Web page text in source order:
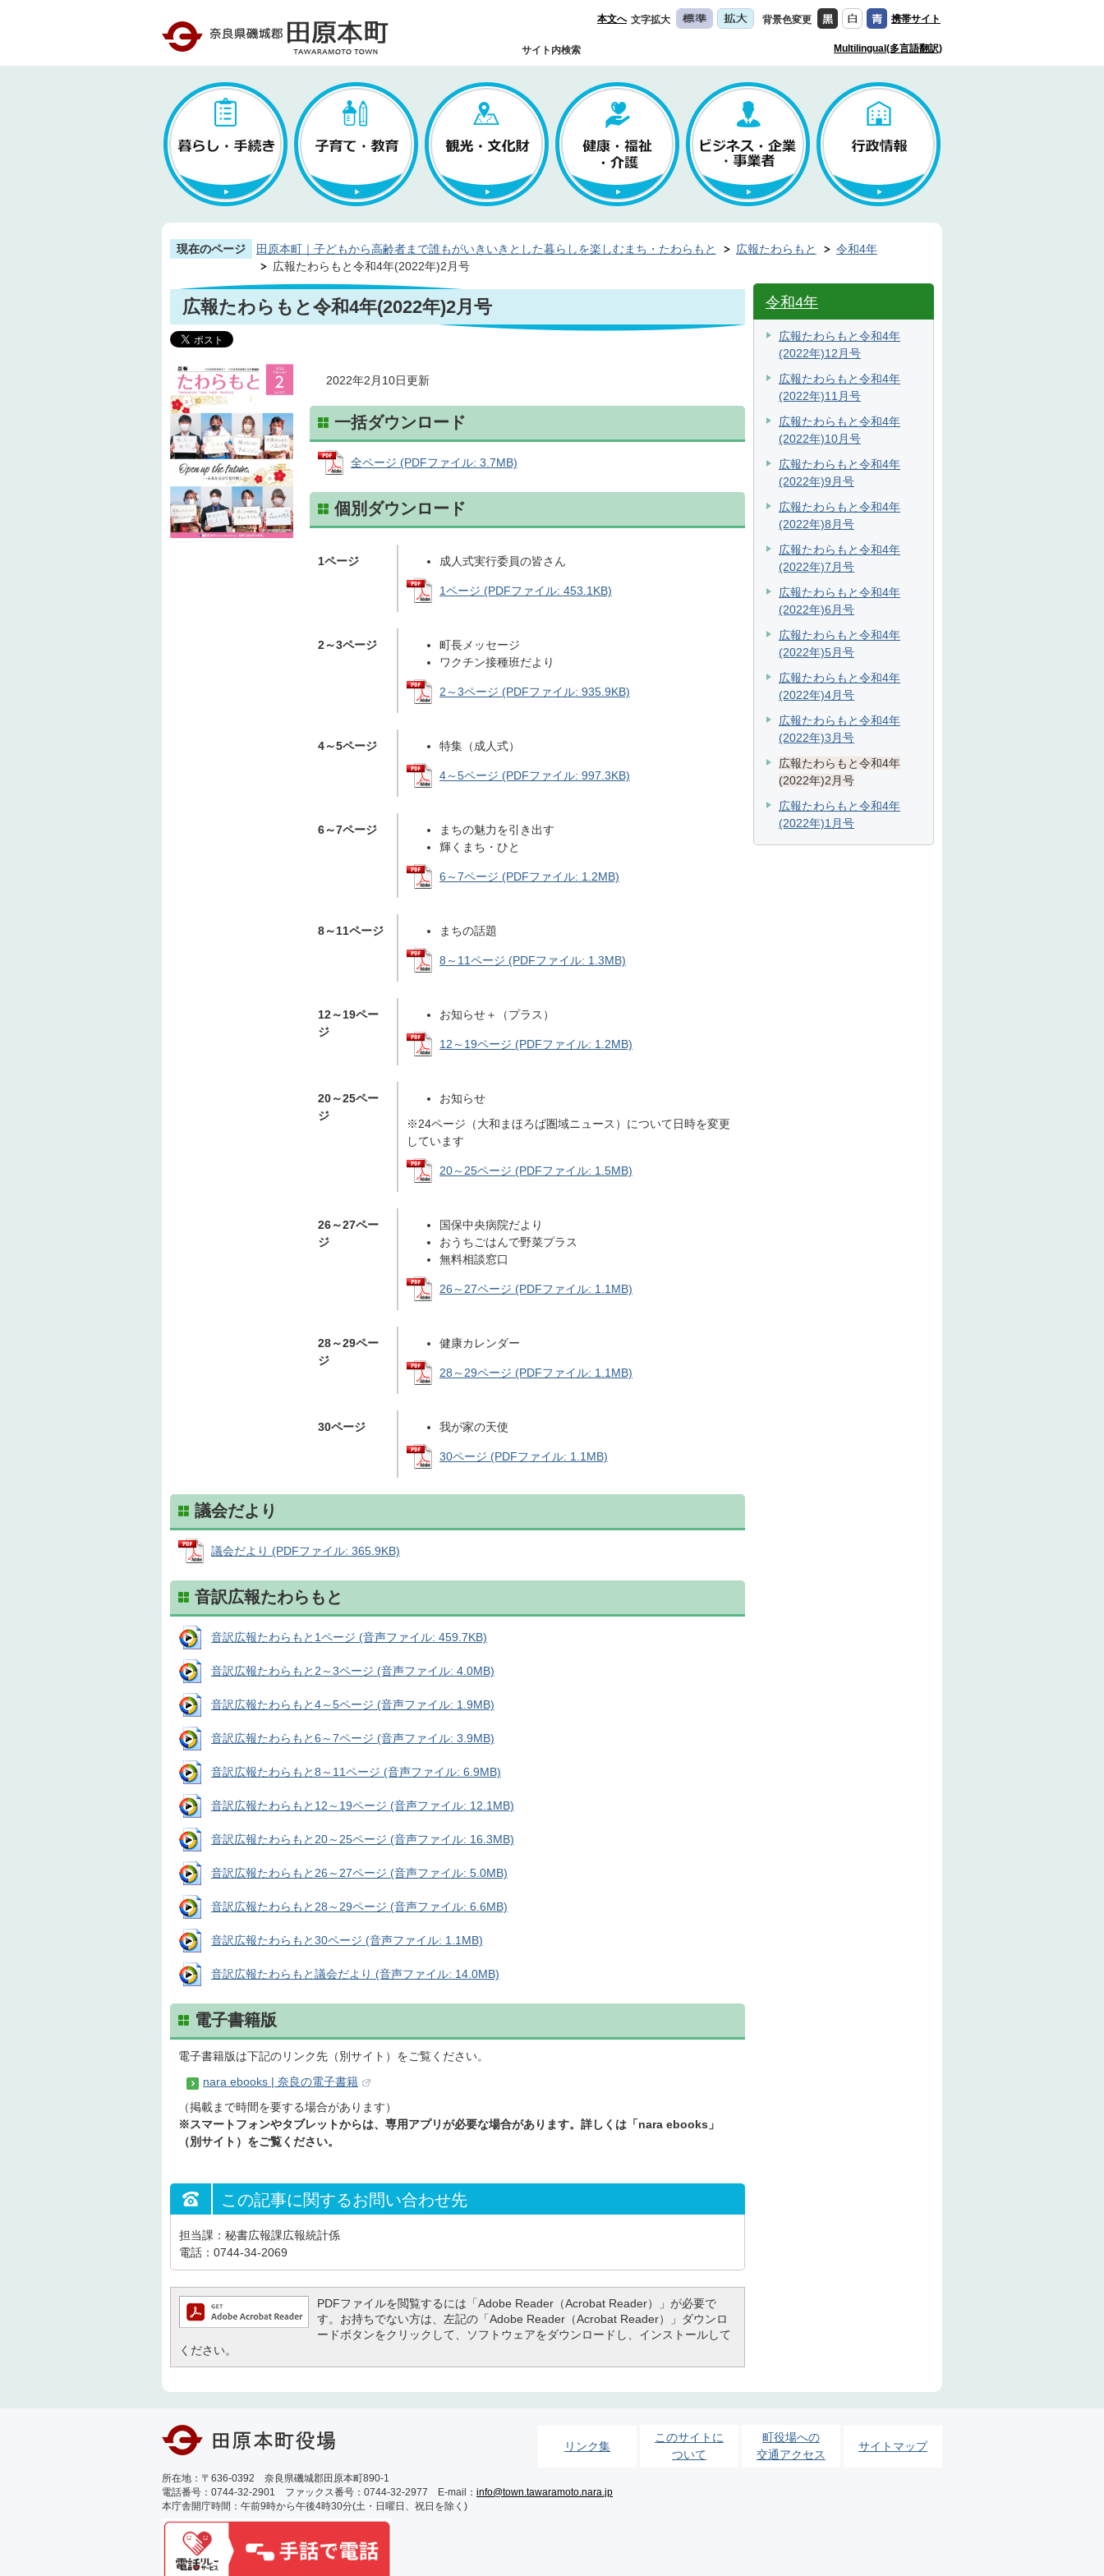
本文へ 文字拡大 背景色変更 携帯サイト
サイト内検索 Multilingual(多言語翻訳)
現在のページ 田原本町｜子どもから高齢者まで誰もがいきいきとした暮らしを楽しむまち・たわらもと 広報たわらもと
令和4年
広報たわらもと令和4年(2022年)2月号
広報たわらもと令和4年(2022年)2月号
2022年2月10日更新
一括ダウンロード
全ページ (PDFファイル: 3.7MB)
個別ダウンロード
1ページ 成人式実行委員の皆さん
1ページ (PDFファイル: 453.1KB)
2～3ページ
町長メッセージ
ワクチン接種班だより
2～3ページ (PDFファイル: 935.9KB)
4～5ページ 特集（成人式）
4～5ページ (PDFファイル: 997.3KB)
6～7ページ
まちの魅力を引き出す
輝くまち・ひと
6～7ページ (PDFファイル: 1.2MB)
8～11ページ まちの話題
8～11ページ (PDFファイル: 1.3MB)
12～19ペー
ジ
お知らせ＋（プラス）
12～19ページ (PDFファイル: 1.2MB)
20～25ペー
ジ
お知らせ
※24ページ（大和まほろば圏域ニュース）について日時を変更
しています
20～25ページ (PDFファイル: 1.5MB)
26～27ペー
ジ
国保中央病院だより
おうちごはんで野菜プラス
無料相談窓口
26～27ページ (PDFファイル: 1.1MB)
28～29ペー
ジ
健康カレンダー
28～29ページ (PDFファイル: 1.1MB)
30ページ 我が家の天使
30ページ (PDFファイル: 1.1MB)
議会だより
議会だより (PDFファイル: 365.9KB)
音訳広報たわらもと
音訳広報たわらもと1ページ (音声ファイル: 459.7KB)
音訳広報たわらもと2～3ページ (音声ファイル: 4.0MB)
音訳広報たわらもと4～5ページ (音声ファイル: 1.9MB)
音訳広報たわらもと6～7ページ (音声ファイル: 3.9MB)
音訳広報たわらもと8～11ページ (音声ファイル: 6.9MB)
音訳広報たわらもと12～19ページ (音声ファイル: 12.1MB)
音訳広報たわらもと20～25ページ (音声ファイル: 16.3MB)
音訳広報たわらもと26～27ページ (音声ファイル: 5.0MB)
音訳広報たわらもと28～29ページ (音声ファイル: 6.6MB)
音訳広報たわらもと30ページ (音声ファイル: 1.1MB)
音訳広報たわらもと議会だより (音声ファイル: 14.0MB)
電子書籍版
電子書籍版は下記のリンク先（別サイト）をご覧ください。
nara ebooks | 奈良の電子書籍
（掲載まで時間を要する場合があります）
※スマートフォンやタブレットからは、専用アプリが必要な場合があります。詳しくは「nara ebooks」
（別サイト）をご覧ください。
この記事に関するお問い合わせ先
担当課：秘書広報課広報統計係
電話：0744-34-2069
PDFファイルを閲覧するには「Adobe Reader（Acrobat Reader）」が必要で
す。お持ちでない方は、左記の「Adobe Reader（Acrobat Reader）」ダウンロ
ードボタンをクリックして、ソフトウェアをダウンロードし、インストールして
ください。
令和4年
広報たわらもと令和4年
(2022年)12月号
広報たわらもと令和4年
(2022年)11月号
広報たわらもと令和4年
(2022年)10月号
広報たわらもと令和4年
(2022年)9月号
広報たわらもと令和4年
(2022年)8月号
広報たわらもと令和4年
(2022年)7月号
広報たわらもと令和4年
(2022年)6月号
広報たわらもと令和4年
(2022年)5月号
広報たわらもと令和4年
(2022年)4月号
広報たわらもと令和4年
(2022年)3月号
広報たわらもと令和4年
(2022年)2月号
広報たわらもと令和4年
(2022年)1月号
リンク集
このサイトに
ついて
町役場への
交通アクセス
サイトマップ
所在地：〒636-0392 奈良県磯城郡田原本町890-1
電話番号：0744-32-2901 ファックス番号：0744-32-2977 E-mail： info@town.tawaramoto.nara.jp
本庁舎開庁時間：午前9時から午後4時30分(土・日曜日、祝日を除く)